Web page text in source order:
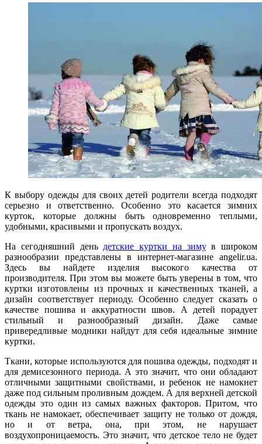
К выбору одежды для своих детей родители всегда подходят
серьезно и ответственно. Особенно это касается зимних
курток, которые должны быть одновременно теплыми,
удобными, красивыми и пропускать воздух.
На сегодняшний день детские куртки на зимув широком
разнообразии представлены в интернет-магазине angelir.ua.
Здесь вы найдете изделия высокого качества от
производителя. При этом вы можете быть уверены в том, что
куртки изготовлены из прочных и качественных тканей, а
дизайн соответствует периоду. Особенно следует сказать о
качестве пошива и аккуратности швов. А детей порадует
стильный и разнообразный дизайн. Даже самые
привередливые модники найдут для себя идеальные зимние
куртки.
Ткани, которые используются для пошива одежды, подходят и
для демисезонного периода. А это значит, что они обладают
отличными защитными свойствами, и ребенок не намокнет
даже под сильным проливным дождем. А для верхней детской
одежды это один из самых важных факторов. Притом, что
ткань не намокает, обеспечивает защиту не только от дождя,
но и от ветра, она, при этом, не нарушает
воздухопроницаемость. Это значит, что детское тело не будет